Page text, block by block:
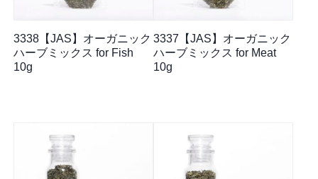
3338【JAS】オーガニック
ハーブミックス for Fish
10g
3337【JAS】オーガニック
ハーブミックス for Meat
10g